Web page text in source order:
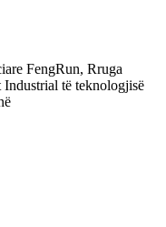
FengRun, Rruga
të teknologjisë